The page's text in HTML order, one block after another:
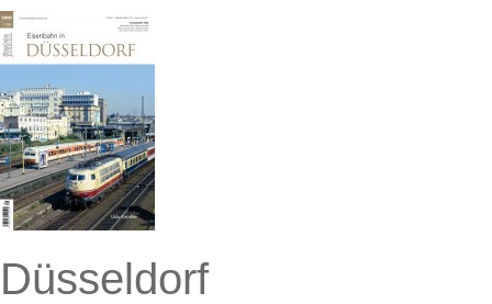
Düsseldorf